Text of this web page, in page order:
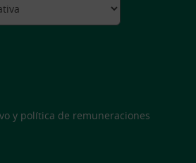
y política de remuneraciones